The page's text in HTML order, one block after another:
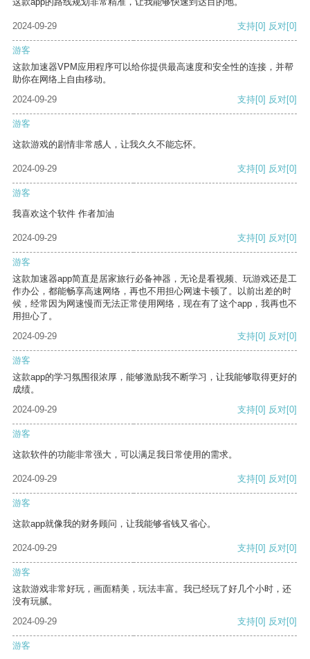
2024-09-29 支持[0] 反对[0]
游客
这款加速器VPM应用程序可以给你提供最高速度和安全性的连接，并帮
助你在网络上自由移动。
2024-09-29
支持[0] 反对[0]
游客
这款游戏的剧情非常感人，让我久久不能忘怀。
2024-09-29 支持[0] 反对[0]
游客
我喜欢这个软件 作者加油
2024-09-29 支持[0] 反对[0]
游客
这款加速器app简直是居家旅行必备神器，无论是看视频、玩游戏还是工
作办公，都能畅享高速网络，再也不用担心网速卡顿了。以前出差的时
候，经常因为网速慢而无法正常使用网络，现在有了这个app，我再也不
用担心了。
2024-09-29
支持[0] 反对[0]
游客
这款app的学习氛围很浓厚，能够激励我不断学习，让我能够取得更好的
成绩。
2024-09-29
支持[0] 反对[0]
游客
这款软件的功能非常强大，可以满足我日常使用的需求。
2024-09-29 支持[0] 反对[0]
游客
这款app就像我的财务顾问，让我能够省钱又省心。
2024-09-29 支持[0] 反对[0]
游客
这款游戏非常好玩，画面精美，玩法丰富。我已经玩了好几个小时，还
没有玩腻。
2024-09-29
支持[0] 反对[0]
游客